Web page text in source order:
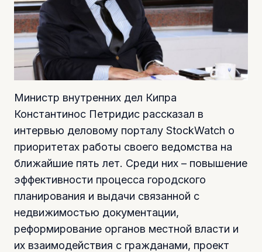
Министр внутренних дел Кипра
Константинос Петридис рассказал в
интервью деловому порталу StockWatch о
приоритетах работы своего ведомства на
ближайшие пять лет. Среди них – повышение
эффективности процесса городского
планирования и выдачи связанной с
недвижимостью документации,
реформирование органов местной власти и
их взаимодействия с гражданами, проект